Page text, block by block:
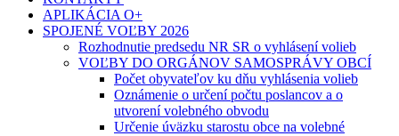
APLIKÁCIA O+
SPOJENÉ VOĽBY 2026
Rozhodnutie predsedu NR SR o vyhlásení volieb
VOĽBY DO ORGÁNOV SAMOSPRÁVY OBCÍ
Počet obyvateľov ku dňu vyhlásenia volieb
Oznámenie o určení počtu poslancov a o
utvorení volebného obvodu
Určenie úväzku starostu obce na volebné